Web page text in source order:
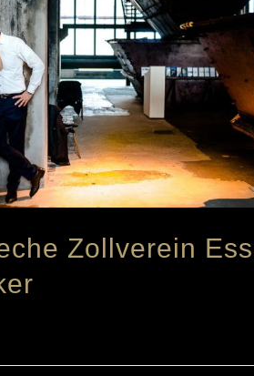
Zollverein